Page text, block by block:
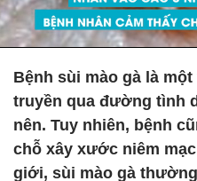
Bệnh sùi mào gà là
truyền qua đường tình
nên. Tuy nhiên, bệnh
chỗ xây xước niêm
giới, sùi mào gà